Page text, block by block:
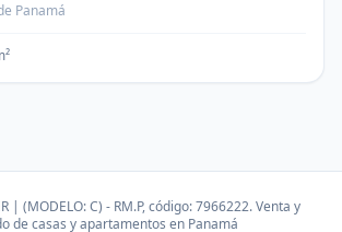
Panamá
| (MODELO: C) - RM.P, código: 7966222. Venta y
de casas y apartamentos en Panamá